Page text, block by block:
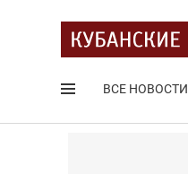
ВСЕ НОВОСТИ